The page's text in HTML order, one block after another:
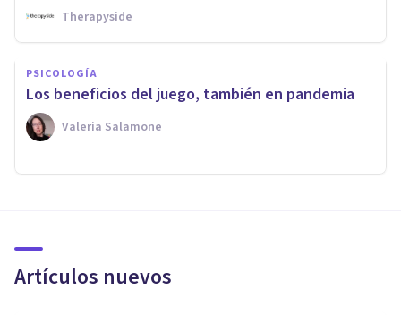
Therapyside
PSICOLOGÍA
Los beneficios del juego, también en pandemia
Valeria Salamone
Artículos nuevos